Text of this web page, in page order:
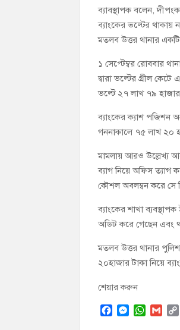
ব্যাবস্থাপক বলেন,
ব্যাংকের ভল্টের
মতলব উত্তর থানার
১ সেপ্টেম্বর রোববার
দ্বারা ভল্টের গ্রীল
ভল্টে ২৭ লাখ ৭৯
ব্যাংকের ক্যাশ পজিশন
গননাকালে ৭৫ লাখ ২০
মামলায় আরও উল্লেখ্য
ব্যাগ নিয়ে অফিস ত্যাগ
কৌশল অবলম্বন করে সে
ব্যাংকের শাখা
অডিট করে গেছেন এবং
মতলব উত্তর থানার
২০হাজার টাকা নিয়ে
শেয়ার করুন
M
W
G